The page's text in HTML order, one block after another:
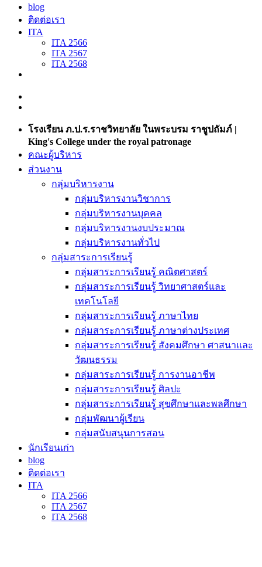
blog
ติดต่อเรา
ITA
ITA 2566
ITA 2567
ITA 2568
โรงเรียน ภ.ป.ร.ราชวิทยาลัย ในพระบรม ราชูปถัมภ์ |
King's College under the royal patronage
คณะผู้บริหาร
ส่วนงาน
กลุ่มบริหารงาน
กลุ่มบริหารงานวิชาการ
กลุ่มบริหารงานบุคคล
กลุ่มบริหารงานงบประมาณ
กลุ่มบริหารงานทั่วไป
กลุ่มสาระการเรียนรู้
กลุ่มสาระการเรียนรู้ คณิตศาสตร์
กลุ่มสาระการเรียนรู้ วิทยาศาสตร์และ
เทคโนโลยี
กลุ่มสาระการเรียนรู้ ภาษาไทย
กลุ่มสาระการเรียนรู้ ภาษาต่างประเทศ
กลุ่มสาระการเรียนรู้ สังคมศึกษา ศาสนาและ
วัฒนธรรม
กลุ่มสาระการเรียนรู้ การงานอาชีพ
กลุ่มสาระการเรียนรู้ ศิลปะ
กลุ่มสาระการเรียนรู้ สุขศึกษาและพลศึกษา
กลุ่มพัฒนาผู้เรียน
กลุ่มสนับสนุนการสอน
นักเรียนเก่า
blog
ติดต่อเรา
ITA
ITA 2566
ITA 2567
ITA 2568